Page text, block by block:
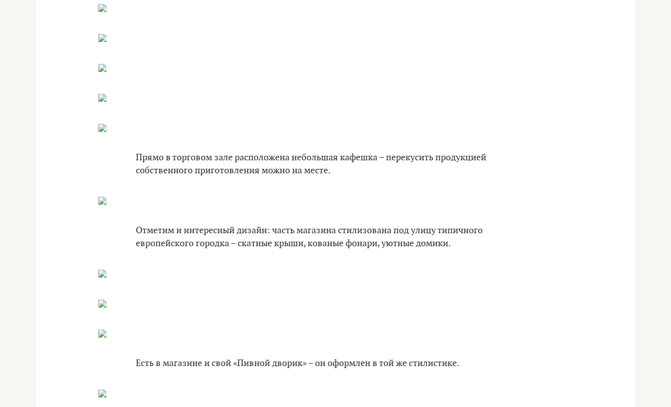
Прямо в торговом зале расположена небольшая кафешка – перекусить продукцией
собственного приготовления можно на месте.
Отметим и интересный дизайн: часть магазина стилизована под улицу типичного
европейского городка – скатные крыши, кованые фонари, уютные домики.
Есть в магазине и свой «Пивной дворик» – он оформлен в той же стилистике.